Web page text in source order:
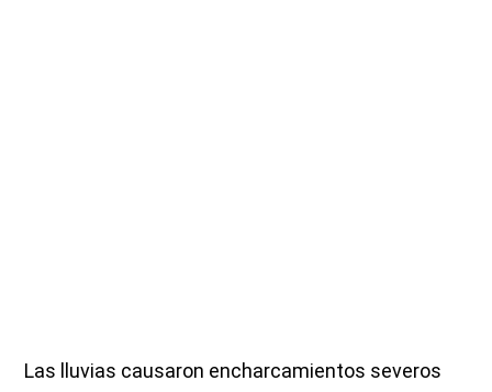
Las lluvias causaron encharcamientos severos